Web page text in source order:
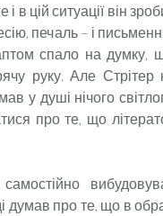
цій ситуації він
печаль – і
спало на думку,
руку. Але Стрітер
у душі нічого
про те, що
думав про те, що в